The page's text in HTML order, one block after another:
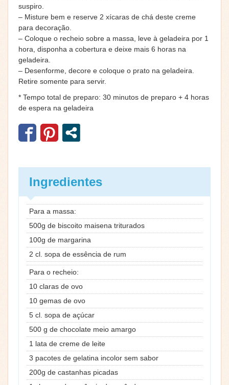
suspiro.
– Misture bem e reserve 2 xícaras de chá deste creme
para decoração.
– Coloque o recheio sobre a massa, leve à geladeira por 1
hora, disponha a cobertura e deixe mais 6 horas na
geladeira.
– Desenforme, decore e coloque o prato na geladeira.
Retire somente para servir.
* Tempo total de preparo: 30 minutos de preparo + 4 horas
de espera na geladeira
Ingredientes
Para a massa:
500g de biscoito maisena triturados
100g de margarina
2 cl. sopa de essência de rum
Para o recheio:
10 claras de ovo
10 gemas de ovo
5 cl. sopa de açúcar
500 g de chocolate meio amargo
1 lata de creme de leite
3 pacotes de gelatina incolor sem sabor
200g de castanhas picadas